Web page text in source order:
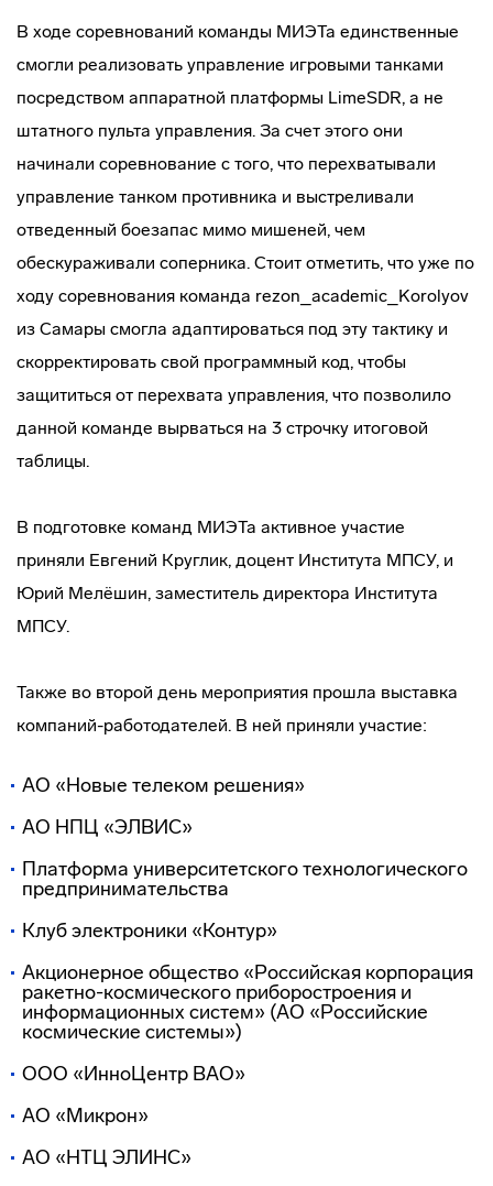
В ходе соревнований команды МИЭТа единственные
смогли реализовать управление игровыми танками
посредством аппаратной платформы LimeSDR, а не
штатного пульта управления. За счет этого они
начинали соревнование с того, что перехватывали
управление танком противника и выстреливали
отведенный боезапас мимо мишеней, чем
обескураживали соперника. Стоит отметить, что уже по
ходу соревнования команда rezon_academic_Korolyov
из Самары смогла адаптироваться под эту тактику и
скорректировать свой программный код, чтобы
защититься от перехвата управления, что позволило
данной команде вырваться на 3 строчку итоговой
таблицы.
В подготовке команд МИЭТа активное участие
приняли Евгений Круглик, доцент Института МПСУ, и
Юрий Мелёшин, заместитель директора Института
МПСУ.
Также во второй день мероприятия прошла выставка
компаний-работодателей. В ней приняли участие:
АО «Новые телеком решения»
АО НПЦ «ЭЛВИС»
Платформа университетского технологического
предпринимательства
Клуб электроники «Контур»
Акционерное общество «Российская корпорация
ракетно-космического приборостроения и
информационных систем» (АО «Российские
космические системы»)
ООО «ИнноЦентр ВАО»
АО «Микрон»
АО «НТЦ ЭЛИНС»